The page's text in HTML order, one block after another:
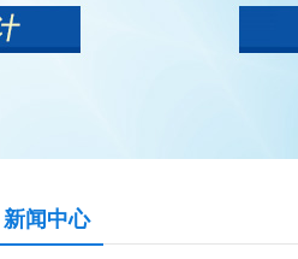
新闻中心